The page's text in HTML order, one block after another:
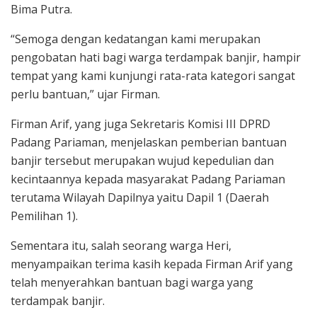
Bima Putra.
“Semoga dengan kedatangan kami merupakan
pengobatan hati bagi warga terdampak banjir, hampir
tempat yang kami kunjungi rata-rata kategori sangat
perlu bantuan,” ujar Firman.
Firman Arif, yang juga Sekretaris Komisi III DPRD
Padang Pariaman, menjelaskan pemberian bantuan
banjir tersebut merupakan wujud kepedulian dan
kecintaannya kepada masyarakat Padang Pariaman
terutama Wilayah Dapilnya yaitu Dapil 1 (Daerah
Pemilihan 1).
Sementara itu, salah seorang warga Heri,
menyampaikan terima kasih kepada Firman Arif yang
telah menyerahkan bantuan bagi warga yang
terdampak banjir.